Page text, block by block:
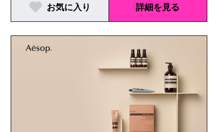
お気に入り 詳細を見る